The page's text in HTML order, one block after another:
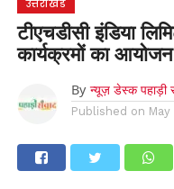
उत्तराखंड
टीएचडीसी इंडिया
कार्यक्रमों का आयोजन
By न्यूज़ डेस्क पहाड़ी
Published on May